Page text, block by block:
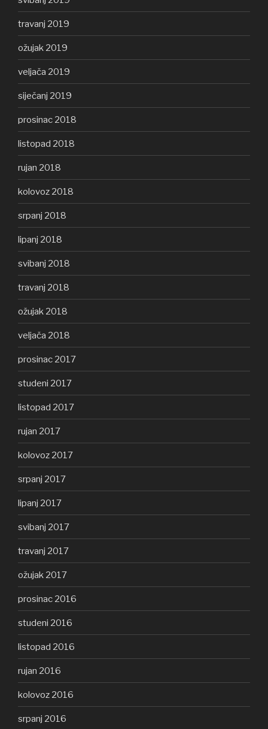
travanj 2019
ožujak 2019
veljača 2019
siječanj 2019
prosinac 2018
listopad 2018
rujan 2018
kolovoz 2018
srpanj 2018
lipanj 2018
svibanj 2018
travanj 2018
ožujak 2018
veljača 2018
prosinac 2017
studeni 2017
listopad 2017
rujan 2017
kolovoz 2017
srpanj 2017
lipanj 2017
svibanj 2017
travanj 2017
ožujak 2017
prosinac 2016
studeni 2016
listopad 2016
rujan 2016
kolovoz 2016
srpanj 2016